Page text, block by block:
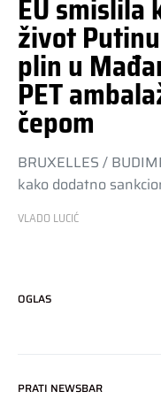
EU smislila
život
plin u
PET
čepom
BRUXELLES /
kako dodatno
VLADO LUCIĆ
OGLAS
PRATI NEWSBAR